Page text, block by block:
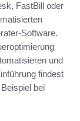
FastBill oder
Software.
und
findest
bei